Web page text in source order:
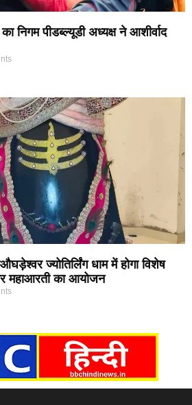
निगम पीडब्ल्यूडी अध्यक्ष ने आशीर्वाद
ज्योतिर्लिंग धाम में होगा विशेष
महाआरती का आयोजन